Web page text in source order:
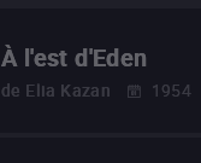
À l'est d'Eden
de Elia Kazan 1954